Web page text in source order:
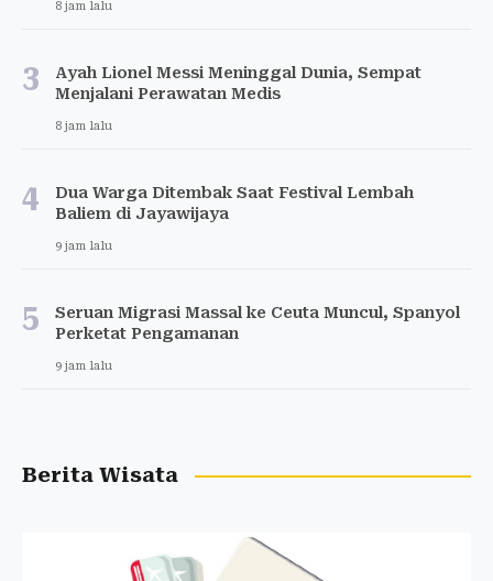
8 jam lalu
3
Ayah Lionel Messi Meninggal Dunia, Sempat
Menjalani Perawatan Medis
8 jam lalu
4
Dua Warga Ditembak Saat Festival Lembah
Baliem di Jayawijaya
9 jam lalu
5
Seruan Migrasi Massal ke Ceuta Muncul, Spanyol
Perketat Pengamanan
9 jam lalu
Berita Wisata